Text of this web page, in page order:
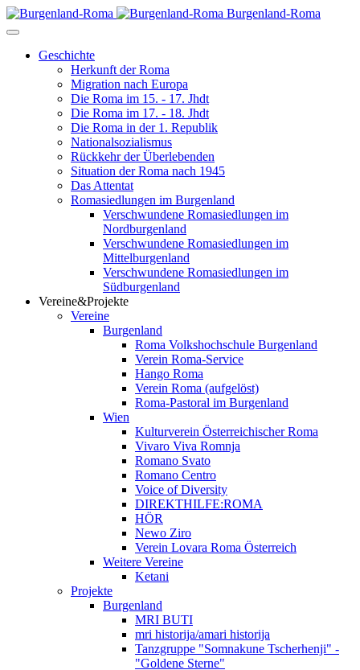
Burgenland-Roma
Geschichte
Herkunft der Roma
Migration nach Europa
Die Roma im 15. - 17. Jhdt
Die Roma im 17. - 18. Jhdt
Die Roma in der 1. Republik
Nationalsozialismus
Rückkehr der Überlebenden
Situation der Roma nach 1945
Das Attentat
Romasiedlungen im Burgenland
Verschwundene Romasiedlungen im
Nordburgenland
Verschwundene Romasiedlungen im
Mittelburgenland
Verschwundene Romasiedlungen im
Südburgenland
Vereine&Projekte
Vereine
Burgenland
Roma Volkshochschule Burgenland
Verein Roma-Service
Hango Roma
Verein Roma (aufgelöst)
Roma-Pastoral im Burgenland
Wien
Kulturverein Österreichischer Roma
Vivaro Viva Romnja
Romano Svato
Romano Centro
Voice of Diversity
DIREKTHILFE:ROMA
HÖR
Newo Ziro
Verein Lovara Roma Österreich
Weitere Vereine
Ketani
Projekte
Burgenland
MRI BUTI
mri historija/amari historija
Tanzgruppe "Somnakune Tscherhenji" -
"Goldene Sterne"